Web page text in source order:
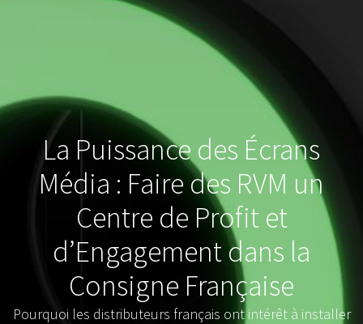
La Puissance des Écrans
Média : Faire des RVM un
Centre de Profit et
d’Engagement dans la
Consigne Française
Pourquoi les distributeurs français ont intérêt à installer